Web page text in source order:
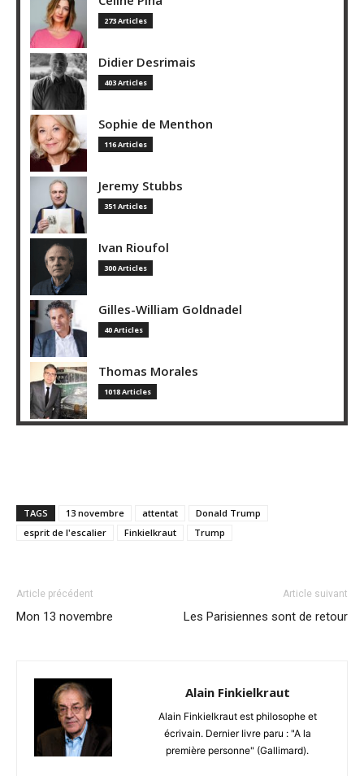
273 Articles
Didier Desrimais
403 Articles
Sophie de Menthon
116 Articles
Jeremy Stubbs
351 Articles
Ivan Rioufol
300 Articles
Gilles-William Goldnadel
40 Articles
Thomas Morales
1018 Articles
TAGS 13 novembre attentat
Donald Trump
esprit de l'escalier
Finkielkraut Trump
Article précédent
Mon 13 novembre
Article suivant
Les Parisiennes sont de retour
Alain Finkielkraut
Alain Finkielkraut est philosophe et
écrivain. Dernier livre paru : "A la
première personne" (Gallimard).